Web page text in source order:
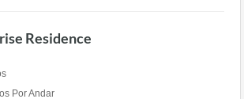
Residence
Por Andar